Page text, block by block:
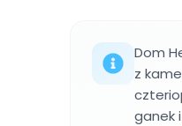
Dom
z
ganek